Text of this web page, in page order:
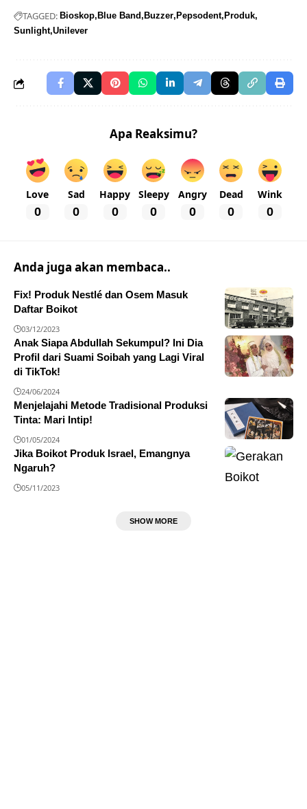
TAGGED: Bioskop Blue Band Buzzer Pepsodent Produk
Sunlight Unilever
Apa Reaksimu?
Love
0
Sad
0
Happy
0
Sleepy
0
Angry
0
Dead
0
Wink
0
Anda juga akan membaca..
Fix! Produk Nestlé dan Osem Masuk
Daftar Boikot
03/12/2023
Anak Siapa Abdullah Sekumpul? Ini Dia
Profil dari Suami Soibah yang Lagi Viral
di TikTok!
24/06/2024
Menjelajahi Metode Tradisional Produksi
Tinta: Mari Intip!
01/05/2024
Jika Boikot Produk Israel, Emangnya
Ngaruh?
05/11/2023
SHOW MORE